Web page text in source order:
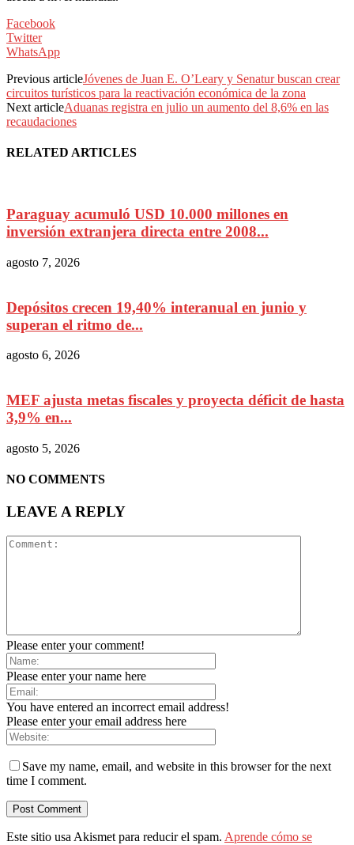
Facebook
Twitter
WhatsApp
Previous articleJóvenes de Juan E. O’Leary y Senatur buscan crear
circuitos turísticos para la reactivación económica de la zona
Next articleAduanas registra en julio un aumento del 8,6% en las
recaudaciones
RELATED ARTICLES
Paraguay acumuló USD 10.000 millones en
inversión extranjera directa entre 2008...
agosto 7, 2026
Depósitos crecen 19,40% interanual en junio y
superan el ritmo de...
agosto 6, 2026
MEF ajusta metas fiscales y proyecta déficit de hasta
3,9% en...
agosto 5, 2026
NO COMMENTS
LEAVE A REPLY
Please enter your comment!
Please enter your name here
You have entered an incorrect email address!
Please enter your email address here
Save my name, email, and website in this browser for the next
time I comment.
Este sitio usa Akismet para reducir el spam. Aprende cómo se